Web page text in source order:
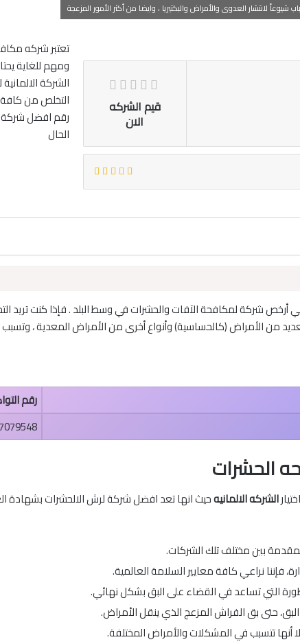
لانتشار العدوى والأمراض والبكتيريا ، وايضا من أكثر الأمور المزعجة
قيم الشركه
الان
تعتبر شركه
ومهم للغاية
الشركة
التخلص من كافة
الحال
شركة لمكافحة الآفات والحشرات في وسط البلد . فإذا كنت تريد
من الأمراض (كالحساسية) وأنواع أخرى من الأمراض المعدية ،
رقم
الحشرات
الشركه الالمانيهحيث انها تعد افضل شركة لرش الالحشرات بشهادة
بين مختلف تلك الشركات.
فإننا نراعي كافة معايير السلامة العالمية.
التي تساعد في القضاء على البق بشكل نهائي.
حتى بق الفراش المزعج الذي ينقل الأمراض.
أنها تتسبب في المشكلات والأمراض المختلفة.